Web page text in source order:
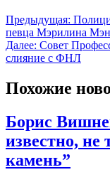
Предыдущая:
певца Мэрилина
Далее: Совет
слияние с ФНЛ
Похожие
Борис
известно, не
камень”